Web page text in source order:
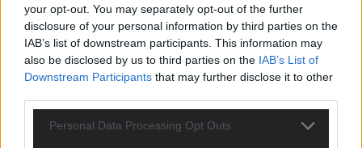
your opt-out. You may separately opt-out of the further
disclosure of your personal information by third parties on the
IAB’s list of downstream participants. This information may
also be disclosed by us to third parties on the IAB’s List of
Downstream Participants that may further disclose it to other
Personal Data Processing Opt Outs
AD